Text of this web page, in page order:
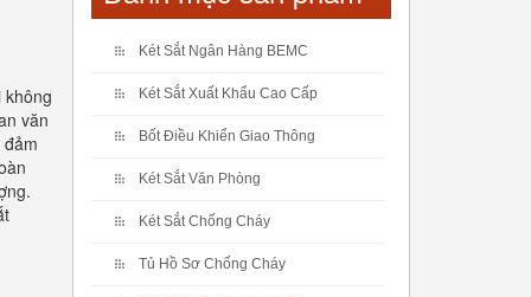
văn
Két Sắt Ngân Hàng BEMC
Két Sắt Xuất Khẩu Cao Cấp
Bốt Điều Khiển Giao Thông
Két Sắt Văn Phòng
Két Sắt Chống Cháy
Tủ Hồ Sơ Chống Cháy